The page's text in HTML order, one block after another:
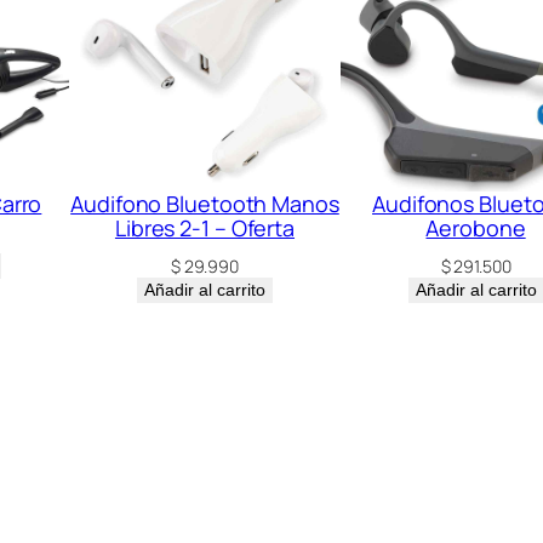
i
d
Audifono Bluetooth Manos
Libres 2-1 – Oferta
$29.990
Añadir al carrito
Audifonos
Aerobone
$291.500
Añadir al carrito